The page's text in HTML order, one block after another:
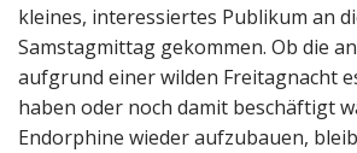
kleines, interessiertes Publikum an
Samstagmittag gekommen. Ob die
aufgrund einer wilden Freitagnacht
haben oder noch damit beschäftigt
Endorphine wieder aufzubauen,